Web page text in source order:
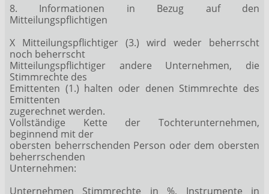
8. Informationen in Bezug auf den
Mitteilungspflichtigen
X Mitteilungspflichtiger (3.) wird weder beherrscht
noch beherrscht
Mitteilungspflichtiger andere Unternehmen, die
Stimmrechte des
Emittenten (1.) halten oder denen Stimmrechte des
Emittenten
zugerechnet werden.
Vollständige Kette der Tochterunternehmen,
beginnend mit der
obersten beherrschenden Person oder dem obersten
beherrschenden
Unternehmen:
Unternehmen Stimmrechte in %, Instrumente in